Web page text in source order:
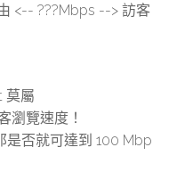
<-- ???Mbps --> 訪客
莫屬
瀏覽速度！
是否就可達到 100 Mbp